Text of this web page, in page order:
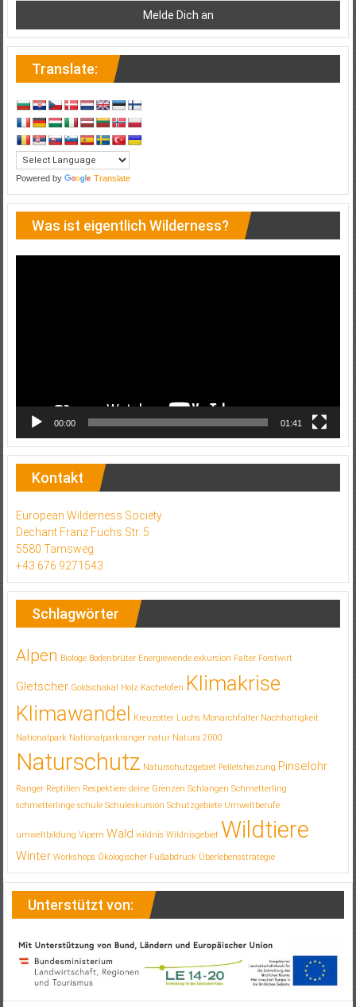
Translate:
Powered by Translate
Was ist eigentlich Wilderness?
00:00 01:41
Kontakt
European Wilderness Society
Dechant Franz Fuchs Str. 5
5580 Tamsweg
+43 676 9271543
Schlagwörter
Alpen Biologe Bodenbrüter Energiewende exkursion Falter Forstwirt
Gletscher Goldschakal Holz Kachelofen Klimakrise
Klimawandel Kreuzotter Luchs Monarchfalter Nachhaltigkeit
Nationalpark Nationalparkranger natur Natura 2000
Naturschutz Naturschutzgebiet Pelletsheizung Pinselohr
Ranger Reptilien Respektiere deine Grenzen Schlangen Schmetterling
schmetterlinge schule Schulexkursion Schutzgebiete Umweltberufe
umweltbildung Vipern Wald wildnis Wildnisgebiet Wildtiere
Winter Workshops Ökologischer Fußabdruck Überlebensstrategie
Unterstützt von: